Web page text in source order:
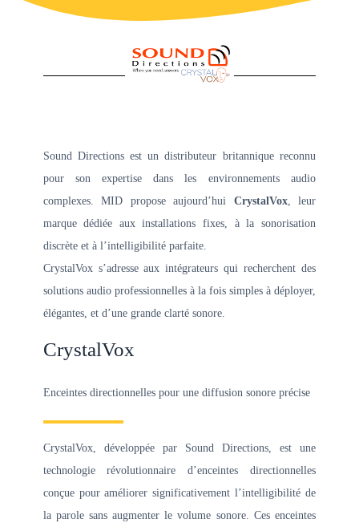
Sound Directions est un distributeur britannique reconnu
pour son expertise dans les environnements audio
complexes. MID propose aujourd’hui CrystalVox, leur
marque dédiée aux installations fixes, à la sonorisation
discrète et à l’intelligibilité parfaite.
CrystalVox s’adresse aux intégrateurs qui recherchent des
solutions audio professionnelles à la fois simples à déployer,
élégantes, et d’une grande clarté sonore.
CrystalVox
Enceintes directionnelles pour une diffusion sonore précise
CrystalVox, développée par Sound Directions, est une
technologie révolutionnaire d’enceintes directionnelles
conçue pour améliorer significativement l’intelligibilité de
la parole sans augmenter le volume sonore. Ces enceintes